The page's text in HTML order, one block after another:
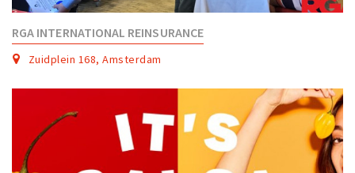
RGA INTERNATIONAL REINSURANCE
Zuidplein 168, Amsterdam